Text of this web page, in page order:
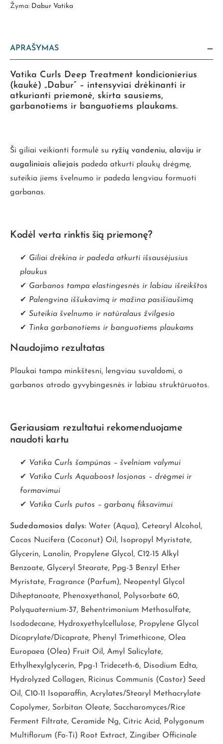
Žyma: Dabur Vatika
APRAŠYMAS
Vatika Curls Deep Treatment kondicionierius
(kaukė) „Dabur“ – intensyviai drėkinanti ir
atkurianti priemonė, skirta sausiems,
garbanotiems ir banguotiems plaukams.
Ši giliai veikianti formulė su ryžių vandeniu, alaviju ir
augaliniais aliejais padeda atkurti plaukų drėgmę,
suteikia jiems švelnumo ir padeda lengviau formuoti
garbanas.
Kodėl verta rinktis šią priemonę?
✔ Giliai drėkina ir padeda atkurti išsausėjusius
plaukus
✔ Garbanos tampa elastingesnės ir labiau išreikštos
✔ Palengvina iššukavimą ir mažina pasišiaušimą
✔ Suteikia švelnumo ir natūralaus žvilgesio
✔ Tinka garbanotiems ir banguotiems plaukams
Naudojimo rezultatas
Plaukai tampa minkštesni, lengviau suvaldomi, o
garbanos atrodo gyvybingesnės ir labiau struktūruotos.
Geriausiam rezultatui rekomenduojame
naudoti kartu
✔ Vatika Curls šampūnas – švelniam valymui
✔ Vatika Curls Aquaboost losjonas – drėgmei ir
formavimui
✔ Vatika Curls putos – garbanų fiksavimui
Sudedamosios dalys: Water (Aqua), Cetearyl Alcohol,
Cocos Nucifera (Coconut) Oil, Isopropyl Myristate,
Glycerin, Lanolin, Propylene Glycol, C12-15 Alkyl
Benzoate, Glyceryl Stearate, Ppg-3 Benzyl Ether
Myristate, Fragrance (Parfum), Neopentyl Glycol
Diheptanoate, Phenoxyethanol, Polysorbate 60,
Polyquaternium-37, Behentrimonium Methosulfate,
Isododecane, Hydroxyethylcellulose, Propylene Glycol
Dicaprylate/Dicaprate, Phenyl Trimethicone, Olea
Europaea (Olea) Fruit Oil, Amyl Salicylate,
Ethylhexylglycerin, Ppg-1 Trideceth-6, Disodium Edta,
Hydrolyzed Collagen, Ricinus Communis (Castor) Seed
Oil, C10-11 Isoparaffin, Acrylates/Stearyl Methacrylate
Copolymer, Sorbitan Oleate, Saccharomyces/Rice
Ferment Filtrate, Ceramide Ng, Citric Acid, Polygonum
Multiflorum (Fo-Ti) Root Extract, Zingiber Officinale